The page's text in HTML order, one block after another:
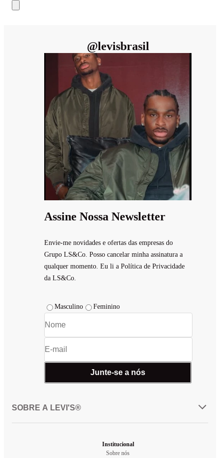
@levisbrasil
Assine Nossa Newsletter
Envie-me novidades e ofertas das empresas do
Grupo LS&Co. Posso cancelar minha assinatura a
qualquer momento. Eu li a Política de Privacidade
da LS&Co.
Masculino Feminino
Junte-se a nós
SOBRE A LEVI'S®
Institucional
Sobre nós